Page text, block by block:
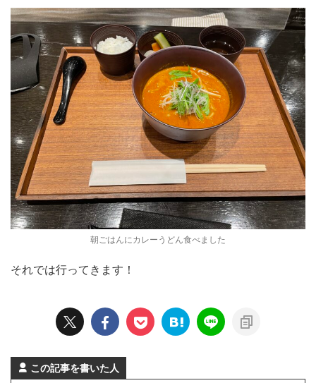
朝ごはんにカレーうどん食べました
それでは行ってきます！
この記事を書いた人